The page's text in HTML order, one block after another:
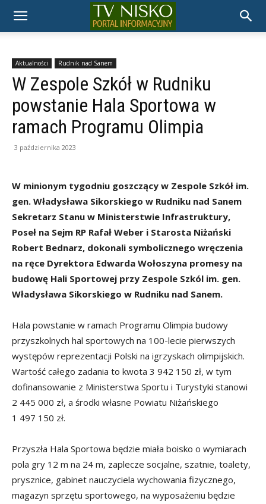
TELEWIZJA
NISKO
Aktualności Rudnik nad Sanem
W Zespole Szkół w Rudniku
powstanie Hala Sportowa w
ramach Programu Olimpia
3 października 2023
W minionym tygodniu goszczący w Zespole Szkół im.
gen. Władysława Sikorskiego w Rudniku nad Sanem
Sekretarz Stanu w Ministerstwie Infrastruktury,
Poseł na Sejm RP Rafał Weber i Starosta Niżański
Robert Bednarz, dokonali symbolicznego wręczenia
na ręce Dyrektora Edwarda Wołoszyna promesy na
budowę Hali Sportowej przy Zespole Szkól im. gen.
Władysława Sikorskiego w Rudniku nad Sanem.
Hala powstanie w ramach Programu Olimpia budowy
przyszkolnych hal sportowych na 100-lecie pierwszych
występów reprezentacji Polski na igrzyskach olimpijskich.
Wartość całego zadania to kwota 3 942 150 zł, w tym
dofinansowanie z Ministerstwa Sportu i Turystyki stanowi
2 445 000 zł, a środki własne Powiatu Niżańskiego
1 497 150 zł.
Przyszła Hala Sportowa będzie miała boisko o wymiarach
pola gry 12 m na 24 m, zaplecze socjalne, szatnie, toalety,
prysznice, gabinet nauczyciela wychowania fizycznego,
magazyn sprzętu sportowego, na wyposażeniu będzie